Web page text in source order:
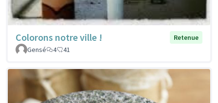
Colorons notre ville !
Retenue
Gensé
4 41